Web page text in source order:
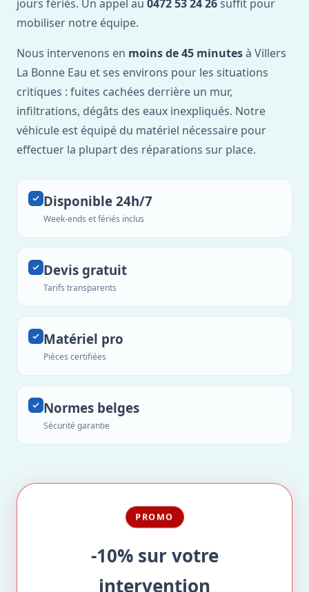
jours fériés. Un appel au 0472 53 24 26 suffit pour
mobiliser notre équipe.
Nous intervenons en moins de 45 minutesà Villers
La Bonne Eau et ses environs pour les situations
critiques : fuites cachées derrière un mur,
infiltrations, dégâts des eaux inexpliqués. Notre
véhicule est équipé du matériel nécessaire pour
effectuer la plupart des réparations sur place.
Disponible 24h/7
Week-ends et fériés inclus
Devis gratuit
Tarifs transparents
Matériel pro
Pièces certifiées
Normes belges
Sécurité garantie
PROMO
-10% sur votre
intervention